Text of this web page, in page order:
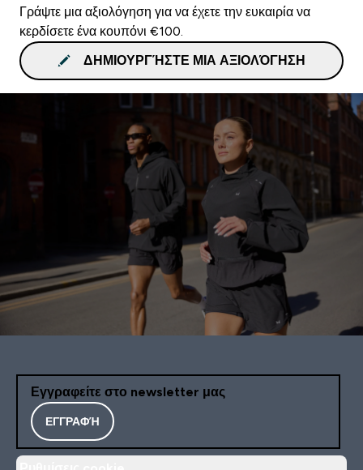
Γράψτε μια αξιολόγηση για να έχετε την ευκαιρία να
κερδίσετε ένα κουπόνι €100.
ΔΗΜΙΟΥΡΓΉΣΤΕ ΜΙΑ ΑΞΙΟΛΌΓΗΣΗ
Εγγραφείτε στο newsletter μας
ΕΓΓΡΑΦΉ